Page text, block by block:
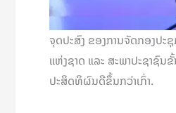
ຈຸດປະສົງ ຂອງການຈັດກອງປະ
ແຫ່ງຊາດ ແລະ ສະພາປະຊາຊົນ
ປະສິດທິຜົນດີຂຶ້ນກວ່າເກົ່າ.